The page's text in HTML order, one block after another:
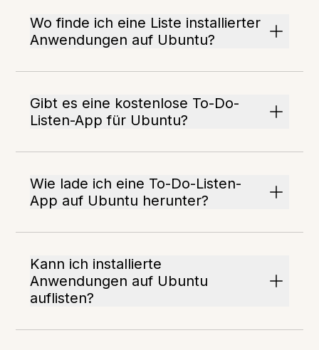
Wo finde ich eine Liste installierter
Anwendungen auf Ubuntu?
Gibt es eine kostenlose To-Do-
Listen-App für Ubuntu?
Wie lade ich eine To-Do-Listen-
App auf Ubuntu herunter?
Kann ich installierte
Anwendungen auf Ubuntu
auflisten?